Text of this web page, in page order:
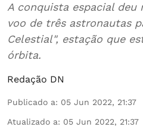
A conquista espacial deu
voo de três astronautas
Celestial", estação que
órbita.
Redação DN
Publicado a: 05 Jun 2022, 21:37
Atualizado a: 05 Jun 2022, 21:37